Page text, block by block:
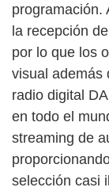
programación.
la recepción
por lo que los
visual además
radio digital
en todo el
streaming de
selección casi